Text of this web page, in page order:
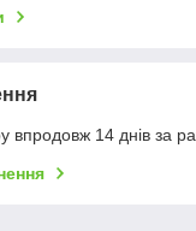
впродовж 14 днів за